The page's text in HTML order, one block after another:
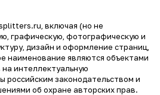
включая (но не
графическую, фотографическую и
дизайн и оформление страниц,
наименование являются объектами
интеллектуальную
российским законодательством и
об охране авторских прав.